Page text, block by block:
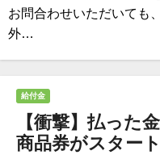
お問合わせいただいても
外…
給付金
【衝撃】払った
商品券がスタート